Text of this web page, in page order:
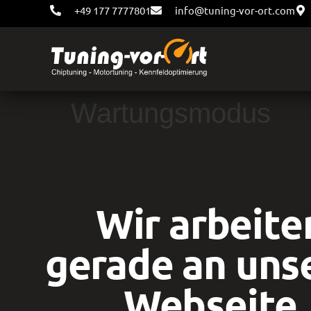
+49 177 7777801 info@tuning-vor-ort.com
Wartungsmodus
Wir
gerade an